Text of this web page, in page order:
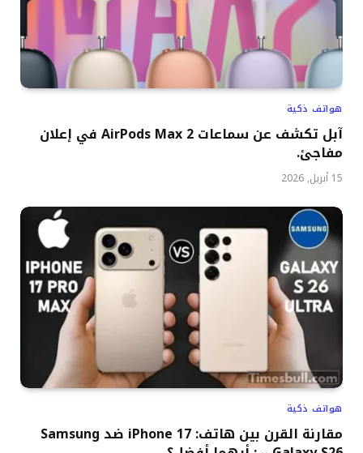
هواتف ذكية
آبل تكشف عن سماعات AirPods Max 2 في إعلان
مفاجئ.
15 أبريل, 2026
هواتف ذكية
مقارنة القرن بين هاتف: iPhone 17 ضد Samsung